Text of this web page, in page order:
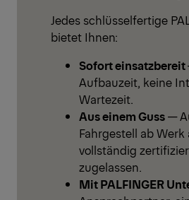
Jedes schlüsselfertige
bietet Ihnen:
Sofort einsatzbereit
Aufbauzeit, keine
Wartezeit.
Aus einem Guss—
Fahrgestell ab
vollständig
zugelassen.
Mit PALFINGER